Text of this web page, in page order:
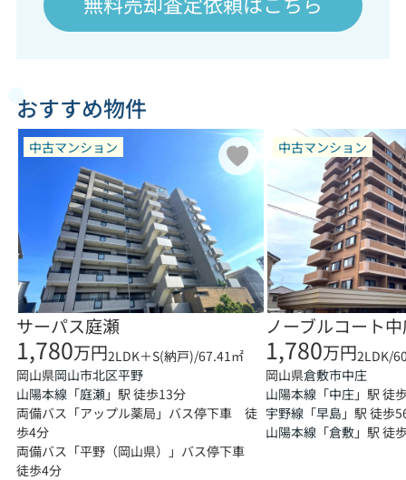
おすすめ物件
中古マンション
サーパス庭瀬
1,780万円2LDK＋S(納戸)/67.41㎡
岡山県岡山市北区平野
山陽本線 「庭瀬」駅 徒歩13分
両備バス「アップル薬局」バス停下車 徒
歩4分
両備バス「平野（岡山県）」バス停下車
徒歩4分
中古マンション
ノーブルコート
1,780万円2LDK/
岡山県倉敷市中庄
山陽本線 「中庄」駅 徒
宇野線 「早島」駅 徒歩
山陽本線 「倉敷」駅 徒